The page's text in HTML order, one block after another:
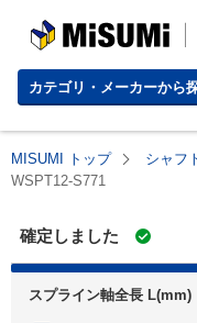
MISUMI | Your Time, Our
カテゴリ・メーカーから
MISUMI トップ シャフ
WSPT12-S771
確定しました
スプライン軸全長 L(mm)